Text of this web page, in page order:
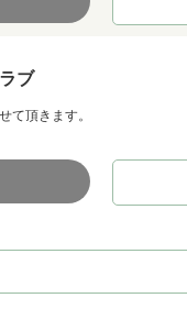
ブ
て頂きます。